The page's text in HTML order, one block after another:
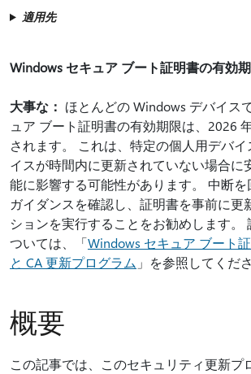
適用先
Windows セキュア ブート証明書の有効
大事な： ほとんどの Windows デバイス
ュア ブート証明書の有効期限は、2026
されます。 これは、特定の個人用デバ
イスが時間内に更新されていない場合に
能に影響する可能性があります。 中断を
ガイダンスを確認し、証明書を事前に更
ションを実行することをお勧めします。
ついては、「Windows セキュア ブート
と CA 更新プログラム 」を参照してくださ
概要
この記事では、このセキュリティ更新プ